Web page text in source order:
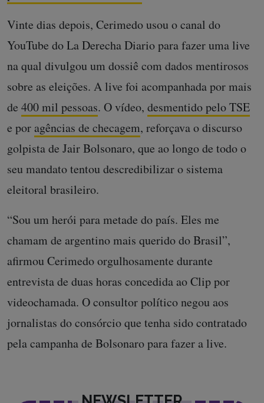
Vinte dias depois, Cerimedo usou o canal do
YouTube do La Derecha Diario para fazer uma live
na qual divulgou um dossiê com dados mentirosos
sobre as eleições. A live foi acompanhada por mais
de 400 mil pessoas. O vídeo, desmentido pelo TSE
e por agências de checagem, reforçava o discurso
golpista de Jair Bolsonaro, que ao longo de todo o
seu mandato tentou descredibilizar o sistema
eleitoral brasileiro.
“Sou um herói para metade do país. Eles me
chamam de argentino mais querido do Brasil”,
afirmou Cerimedo orgulhosamente durante
entrevista de duas horas concedida ao Clip por
videochamada. O consultor político negou aos
jornalistas do consórcio que tenha sido contratado
pela campanha de Bolsonaro para fazer a live.